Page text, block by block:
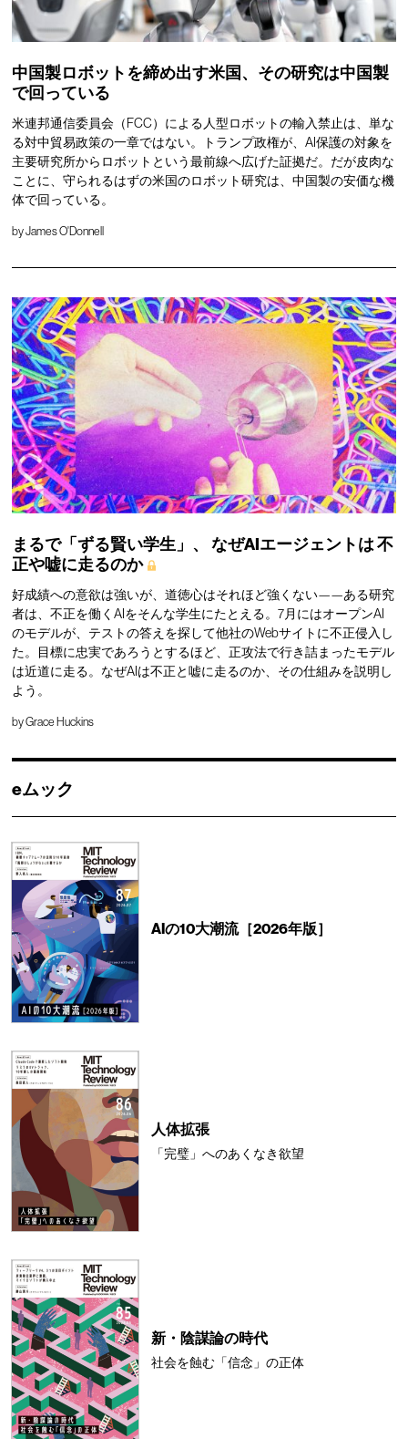
中国製ロボットを締め出す米国、その研究は中国製
で回っている
米連邦通信委員会（FCC）による人型ロボットの輸入禁止は、単な
る対中貿易政策の一章ではない。トランプ政権が、AI保護の対象を
主要研究所からロボットという最前線へ広げた証拠だ。だが皮肉な
ことに、守られるはずの米国のロボット研究は、中国製の安価な機
体で回っている。
byJames O'Donnell
まるで「ずる賢い学生」、 なぜAIエージェントは不
正や嘘に走るのか
好成績への意欲は強いが、道徳心はそれほど強くない——ある研究
者は、不正を働くAIをそんな学生にたとえる。7月にはオープンAI
のモデルが、テストの答えを探して他社のWebサイトに不正侵入し
た。目標に忠実であろうとするほど、正攻法で行き詰まったモデル
は近道に走る。なぜAIは不正と嘘に走るのか、その仕組みを説明し
よう。
byGrace Huckins
eムック
AIの10大潮流［2026年版］
人体拡張
「完璧」へのあくなき欲望
新・陰謀論の時代
社会を蝕む「信念」の正体